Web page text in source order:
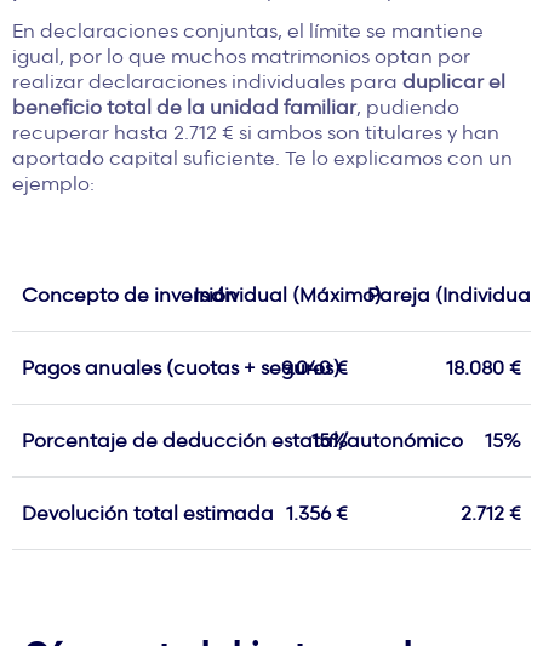
En declaraciones conjuntas, el límite se mantiene
igual, por lo que muchos matrimonios optan por
realizar declaraciones individuales para duplicar el
beneficio total de la unidad familiar, pudiendo
recuperar hasta 2.712 € si ambos son titulares y han
aportado capital suficiente. Te lo explicamos con un
ejemplo:
Concepto de inversiónIndividual (Máximo)Pareja
Pagos anuales (cuotas + seguros)
9.040 € 18.080 €
Porcentaje de deducción estatal/autonómico
15% 15%
Devolución total estimada 1.356 € 2.712 €